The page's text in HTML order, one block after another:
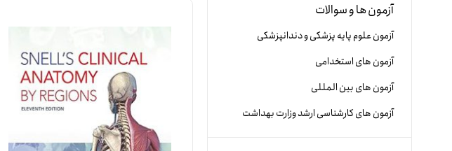
آزمون ها و سوالات
آزمون علوم پایه پزشکی و دندانپزشکی
آزمون های استخدامی
آزمون های بین المللی
آزمون های کارشناسی ارشد وزارت بهداشت